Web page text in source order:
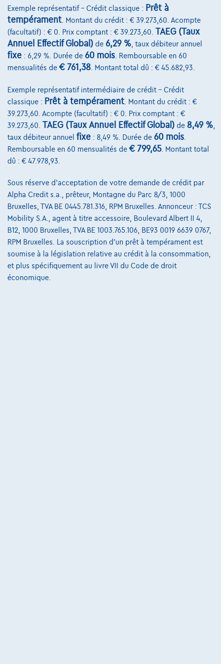
Comparer
Voir le véhicule
Dacia JoggerExtreme ** as new **
05/2023
34.355 km Essence Manuelle 81 kW ( 110 CV )
€17.990 1
Dès€345,21
Exemple représentatif – Crédit classique : Prêt à
tempérament . Montant du crédit : € 39.273,60. Acompte
(facultatif) : € 0. Prix comptant : € 39.273,60. TAEG (Taux
Annuel Effectif Global) de 6,29 % , taux débiteur annuel
fixe : 6,29 %. Durée de 60 mois . Remboursable en 60
mensualités de € 761,38 . Montant total dû : € 45.682,93.
Exemple représentatif intermédiaire de crédit – Crédit
classique : Prêt à tempérament . Montant du crédit : €
39.273,60. Acompte (facultatif) : € 0. Prix comptant : €
39.273,60. TAEG (Taux Annuel Effectif Global) de 8,49 %
taux débiteur annuel fixe : 8,49 %. Durée de 60 mois
Remboursable en 60 mensualités de € 799,65. Montant total
dû : € 47.978,93.
Sous réserve d'acceptation de votre demande de crédit par
Alpha Credit s.a., prêteur, Montagne du Parc 8/3, 1000
Bruxelles, TVA BE 0445.781.316, RPM Bruxelles. Annonceur : TCS
Mobility S.A., agent à titre accessoire, Boulevard Albert II 4,
B12, 1000 Bruxelles, TVA BE 1003.765.106, BE93 0019 6639 0767,
RPM Bruxelles. La souscription d'un prêt à tempérament est
soumise à la législation relative au crédit à la consommation,
et plus spécifiquement au livre VII du Code de droit
économique.